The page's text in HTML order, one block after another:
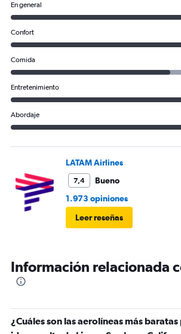
En general
Confort
Comida
Entretenimiento
Abordaje
LATAM Airlines
7,4
Bueno
1.973 opiniones
Leer reseñas
Información relacionada
¿Cuáles son las aerolíneas más